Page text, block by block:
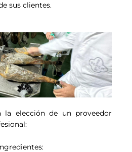
sus clientes.
la elección de un proveedor